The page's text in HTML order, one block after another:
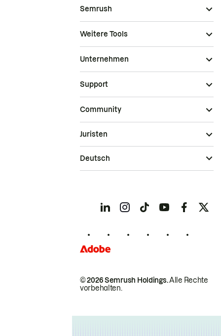
Semrush
Weitere Tools
Unternehmen
Support
Community
© 2026 Semrush Holdings.Alle Rechte
vorbehalten.
Juristen
Deutsch